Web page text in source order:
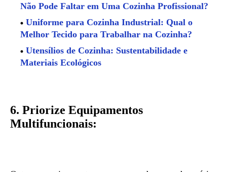
Não Pode Faltar em Uma Cozinha Profissional?
Uniforme para Cozinha Industrial: Qual o
Melhor Tecido para Trabalhar na Cozinha?
Utensílios de Cozinha: Sustentabilidade e
Materiais Ecológicos
6. Priorize Equipamentos
Multifuncionais: